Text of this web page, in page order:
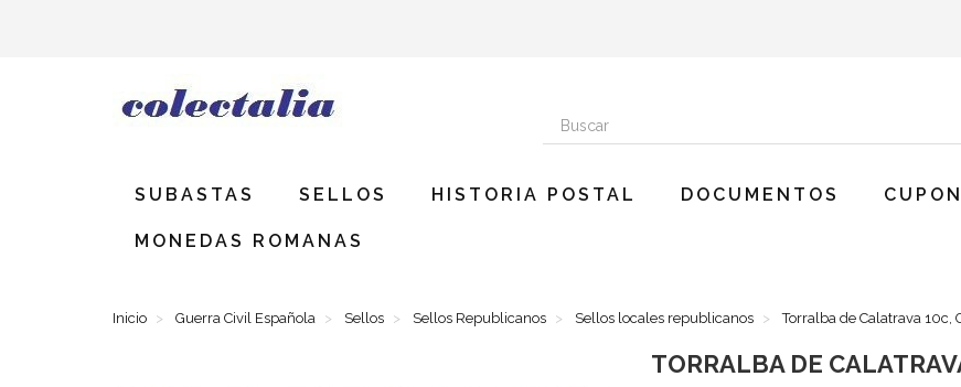
SUBASTAS SELLOS HISTORIA POSTAL DOCUMENTOS
MONEDAS ROMANAS
Inicio Guerra Civil Española Sellos Sellos Republicanos Sellos locales republicanos Torralba de Calatrava 10c,
TORRALBA DE